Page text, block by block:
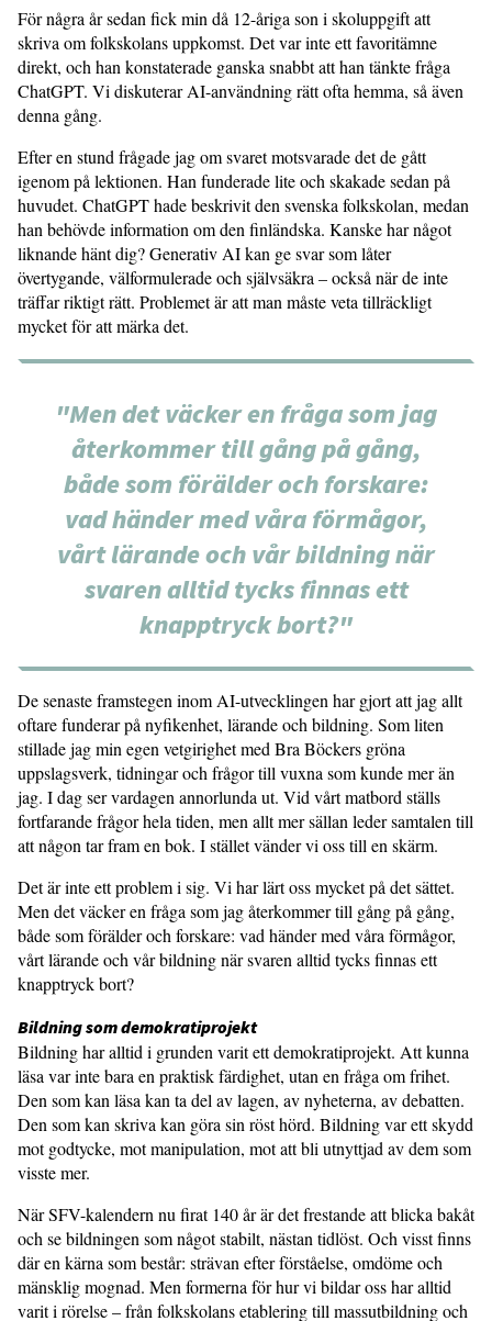
För några år sedan fick min då 12-åriga son i skoluppgift att
skriva om folkskolans uppkomst. Det var inte ett favoritämne
direkt, och han konstaterade ganska snabbt att han tänkte fråga
ChatGPT. Vi diskuterar AI-användning rätt ofta hemma, så även
denna gång.
Efter en stund frågade jag om svaret motsvarade det de gått
igenom på lektionen. Han funderade lite och skakade sedan på
huvudet. ChatGPT hade beskrivit den svenska folkskolan, medan
han behövde information om den finländska. Kanske har något
liknande hänt dig? Generativ AI kan ge svar som låter
övertygande, välformulerade och självsäkra – också när de inte
träffar riktigt rätt. Problemet är att man måste veta tillräckligt
mycket för att märka det.
"Men det väcker en fråga som jag
återkommer till gång på gång,
både som förälder och forskare:
vad händer med våra förmågor,
vårt lärande och vår bildning när
svaren alltid tycks finnas ett
knapptryck bort?"
De senaste framstegen inom AI-utvecklingen har gjort att jag allt
oftare funderar på nyfikenhet, lärande och bildning. Som liten
stillade jag min egen vetgirighet med Bra Böckers gröna
uppslagsverk, tidningar och frågor till vuxna som kunde mer än
jag. I dag ser vardagen annorlunda ut. Vid vårt matbord ställs
fortfarande frågor hela tiden, men allt mer sällan leder samtalen till
att någon tar fram en bok. I stället vänder vi oss till en skärm.
Det är inte ett problem i sig. Vi har lärt oss mycket på det sättet.
Men det väcker en fråga som jag återkommer till gång på gång,
både som förälder och forskare: vad händer med våra förmågor,
vårt lärande och vår bildning när svaren alltid tycks finnas ett
knapptryck bort?
Bildning som demokratiprojekt
Bildning har alltid i grunden varit ett demokratiprojekt. Att kunna
läsa var inte bara en praktisk färdighet, utan en fråga om frihet.
Den som kan läsa kan ta del av lagen, av nyheterna, av debatten.
Den som kan skriva kan göra sin röst hörd. Bildning var ett skydd
mot godtycke, mot manipulation, mot att bli utnyttjad av dem som
visste mer.
När SFV-kalendern nu firat 140 år är det frestande att blicka bakåt
och se bildningen som något stabilt, nästan tidlöst. Och visst finns
där en kärna som består: strävan efter förståelse, omdöme och
mänsklig mognad. Men formerna för hur vi bildar oss har alltid
varit i rörelse – från folkskolans etablering till massutbildning och